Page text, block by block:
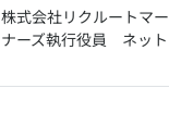
株式会社リクルートマ
ナーズ執行役員 ネッ